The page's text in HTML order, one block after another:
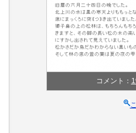
コメント：